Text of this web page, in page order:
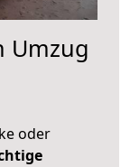
Umzug
oder